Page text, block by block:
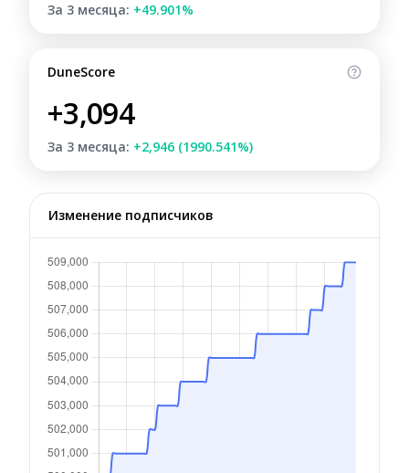
За 3 месяца: +49.901%
DuneScore
+3,094
За 3 месяца: +2,946 (1990.541%)
Изменение подписчиков